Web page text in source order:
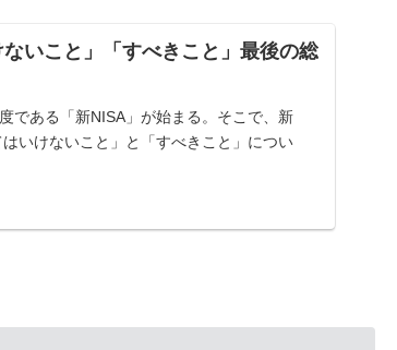
いこと」「すべきこと」最後の総
である「新NISA」が始まる。そこで、新
いけないこと」と「すべきこと」につい